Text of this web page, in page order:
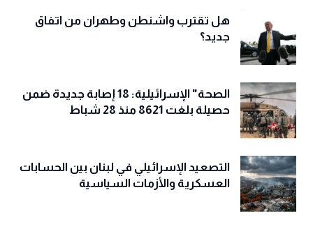
هل تقترب واشنطن وطهران من اتفاق
جديد؟
الصحة" الإسرائيلية: 18 إصابة جديدة ضمن
حصيلة بلغت 8621 منذ 28 شباط
التصعيد الإسرائيلي في لبنان بين الحسابات
العسكرية والأزمات السياسية